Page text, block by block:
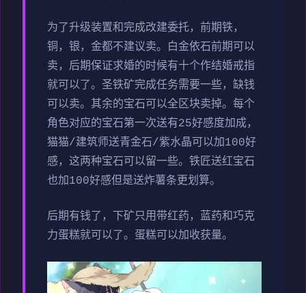
为了升级装置和完成改建委托，前期铁，
铜，银，金都不建议卖。白金依石前期可以
卖，后期保证求婚的时候有十个作结婚戒指
就可以了。圣铁矿完成任务需要一些，缺钱
可以卖。其余的宝石可以全区块卖掉。每个
角色对应的宝石第一次送有25好感度加成，
猫猫/建筑师送青金石/紫水晶可以加100好
感，这两种宝石可以留一些。铁匠送红宝石
也加100好感但是送炸薯条更划算。
后期有钱了，下矿只用带红药，蓝药和巧克
力蛋糕就可以了。蛋糕可以加收获量。